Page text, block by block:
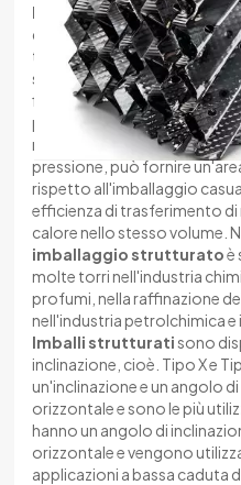
Imballaggio strutturatoè
disposto e impilato secondo
torre. La geometria
simmetrica e uniforme e
flusso gas-liquido, che
parete del canale flusso e la
molto piccola. A parità di
pressione, può fornire
rispetto all'imballaggio
efficienza di trasferimento
calore nello stesso volume.
imballaggio strutturatoè
molte torri nell'industria
profumi, nella raffinazione
nell'industria petrolchimica e
Imballi strutturatisono
inclinazione, cioè. Tipo X e
un'inclinazione e un angolo
orizzontale e sono le più
hanno un angolo di
orizzontale e vengono
applicazioni a bassa caduta